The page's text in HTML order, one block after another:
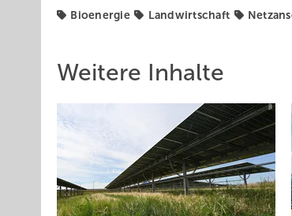
Bioenergie Landwirtschaft
Weitere Inhalte